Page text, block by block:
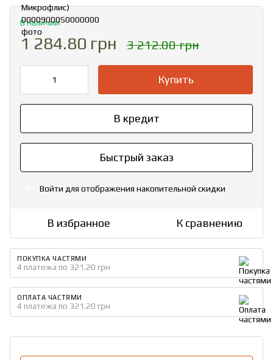
В наличии
1 284.80 грн 3 212.00 грн
Купить
В кредит
Быстрый заказ
Войти для отображения накопительной скидки
В избранное К сравнению
ПОКУПКА ЧАСТЯМИ
4 платежа по 321.20 грн
ОПЛАТА ЧАСТЯМИ
4 платежа по 321.20 грн